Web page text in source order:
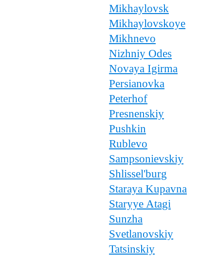
Mikhaylovsk
Mikhaylovskoye
Mikhnevo
Nizhniy Odes
Novaya Igirma
Persianovka
Peterhof
Presnenskiy
Pushkin
Rublevo
Sampsonievskiy
Shlissel'burg
Staraya Kupavna
Staryye Atagi
Sunzha
Svetlanovskiy
Tatsinskiy